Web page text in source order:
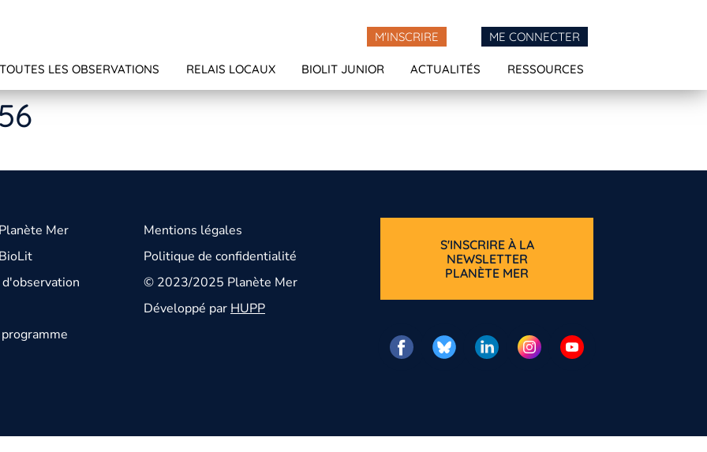
M'INSCRIRE ME CONNECTER
TOUTES LES OBSERVATIONS RELAIS LOCAUX BIOLIT JUNIOR ACTUALITÉS RESSOURCES
Mer
Mentions légales
Politique de confidentialité
© 2023/2025 Planète Mer
Développé parHUPP
S'INSCRIRE À LA
NEWSLETTER
PLANÈTE MER